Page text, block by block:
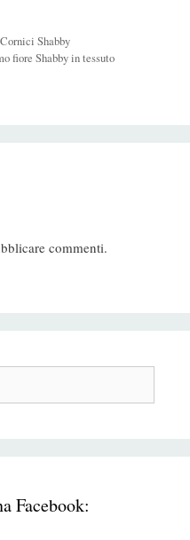
Shabby
fiore Shabby in tessuto
commenti.
Facebook: